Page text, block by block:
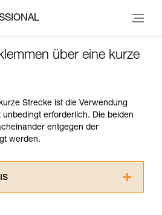
über eine kurze
Strecke ist die Verwendung
erforderlich. Die beiden
entgegen der
werden.